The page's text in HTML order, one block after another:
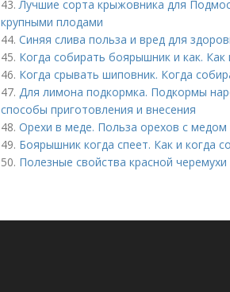
43.Лучшие сорта крыжовника для
крупными плодами
44. Синяя слива польза и вред для
45. Когда собирать боярышник и как.
46. Когда срывать шиповник. Когда
47. Для лимона подкормка. Подкормы
способы приготовления и внесения
48. Орехи в меде. Польза орехов с медом
49. Боярышник когда спеет. Как и когда
50. Полезные свойства красной